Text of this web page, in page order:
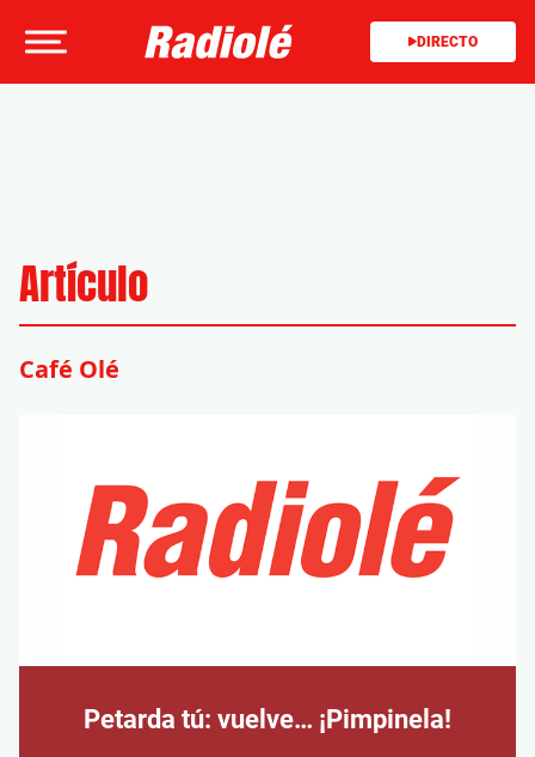
DIRECTO
Artículo
Café Olé
Petarda tú: vuelve… ¡Pimpinela!